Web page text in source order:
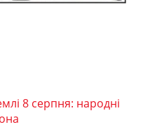
8 серпня: народні